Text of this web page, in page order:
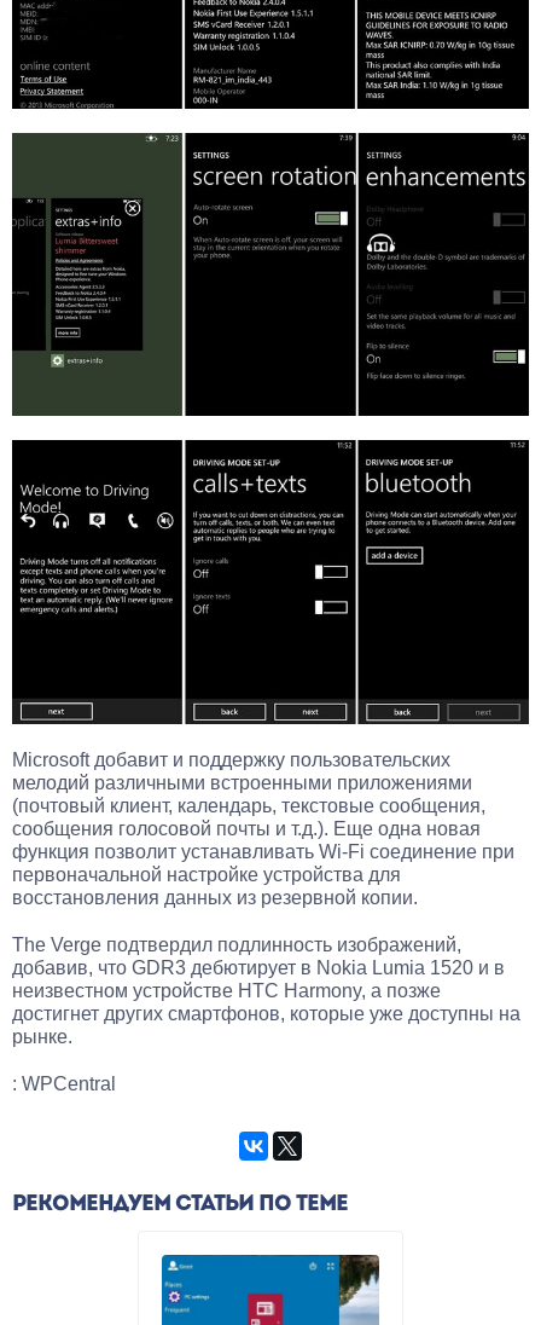
Microsoft добавит и поддержку пользовательских
мелодий различными встроенными приложениями
(почтовый клиент, календарь, текстовые сообщения,
сообщения голосовой почты и т.д.). Еще одна новая
функция позволит устанавливать Wi-Fi соединение при
первоначальной настройке устройства для
восстановления данных из резервной копии.
The Verge подтвердил подлинность изображений,
добавив, что GDR3 дебютирует в Nokia Lumia 1520 и в
неизвестном устройстве HTC Harmony, а позже
достигнет других смартфонов, которые уже доступны на
рынке.
: WPCentral
РЕКОМЕНДУЕМ СТАТЬИ ПО ТЕМЕ